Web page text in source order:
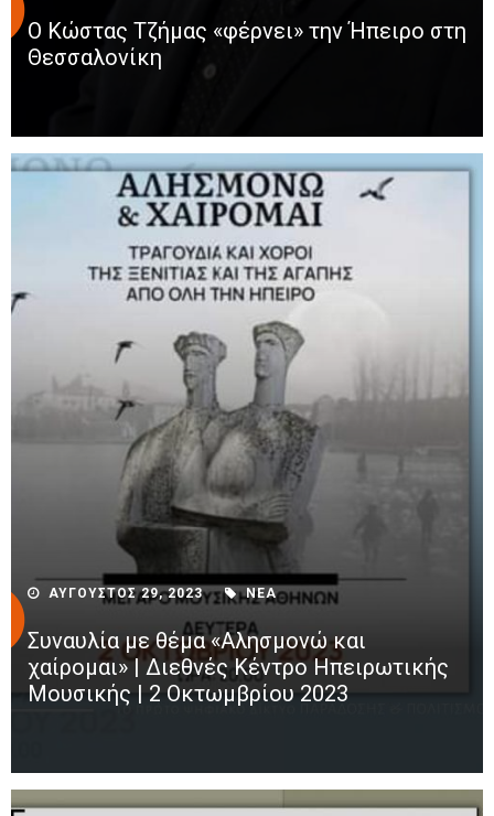
Ο Κώστας Τζήμας «φέρνει» την Ήπειρο στη
Θεσσαλονίκη
ΑΥΓΟΥΣΤΟΣ 29, 2023 ΝΕΑ
Συναυλία με θέμα «Αλησμονώ και
χαίρομαι» | Διεθνές Κέντρο Ηπειρωτικής
Μουσικής | 2 Οκτωμβρίου 2023